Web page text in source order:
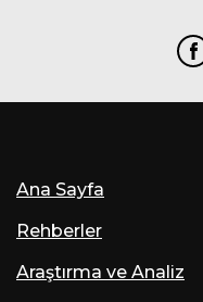
Ana Sayfa
Rehberler
Araştırma ve Analiz